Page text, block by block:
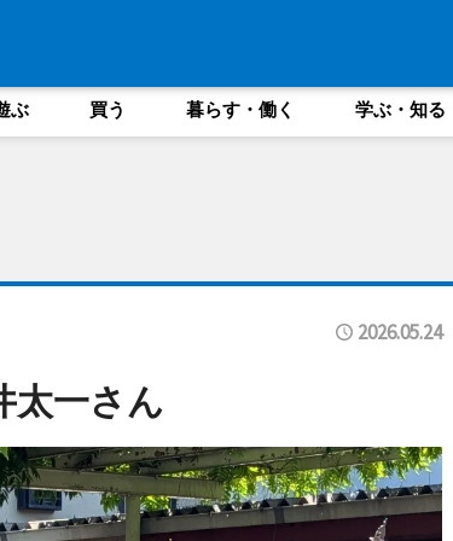
ぶ 買う 暮らす・働く 学ぶ・知る
2026.05.24
太一さん